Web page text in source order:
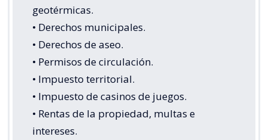
geotérmicas.
• Derechos municipales.
• Derechos de aseo.
• Permisos de circulación.
• Impuesto territorial.
• Impuesto de casinos de juegos.
• Rentas de la propiedad, multas e
intereses.